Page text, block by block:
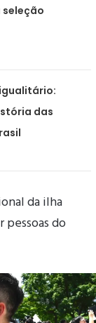
seleção
das
da ilha
do